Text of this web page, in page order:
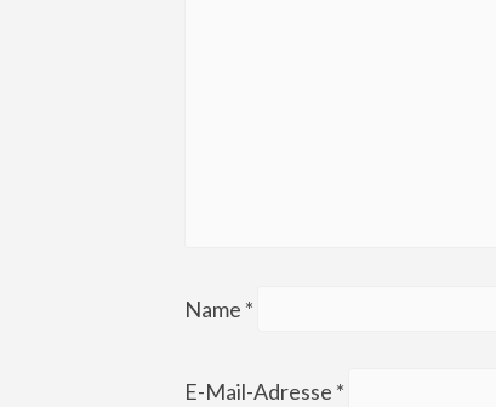
Name *
E-Mail-Adresse *